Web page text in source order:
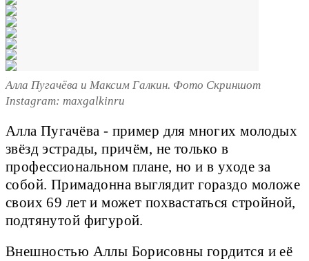
Алла Пугачёва и Максим Галкин. Фото Скриншот
Instagram: maxgalkinru
Алла Пугачёва - пример для многих молодых
звёзд эстрады, причём, не только в
профессиональном плане, но и в уходе за
собой. Примадонна выглядит гораздо моложе
своих 69 лет и может похвастаться стройной,
подтянутой фигурой.
Внешностью Аллы Борисовны гордится и её